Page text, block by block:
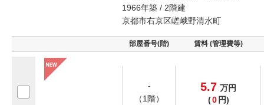
1966年築 / 2階建
京都市右京区嵯峨野清水町
部屋番号(階) 賃料 (管理費等)
-
（1階）
5.7 万円
(0 円)